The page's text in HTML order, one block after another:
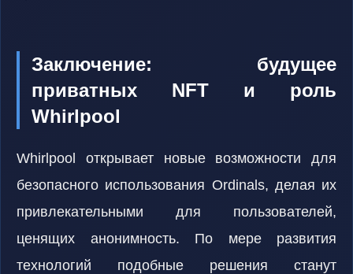
Заключение: будущее
приватных NFT и роль
Whirlpool
Whirlpool открывает новые возможности для
безопасного использования Ordinals, делая их
привлекательными для пользователей,
ценящих анонимность. По мере развития
технологий подобные решения станут